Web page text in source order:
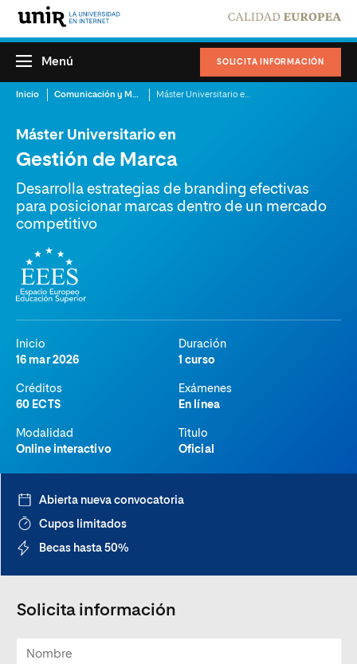
SOLICITA INFORMACIÓN
Menú
Inicio Comunicación y Mercadotecnia
Máster Universitario en
Gestión de Marca
Desarrolla estrategias de branding efectivas
para posicionar marcas dentro de un mercado
competitivo
Inicio
16 mar 2026
Duración
1 curso
Créditos
60 ECTS
Exámenes
En línea
Modalidad
Online interactivo
Titulo
Oficial
Abierta nueva convocatoria
Cupos limitados
Becas hasta 50%
Solicita información